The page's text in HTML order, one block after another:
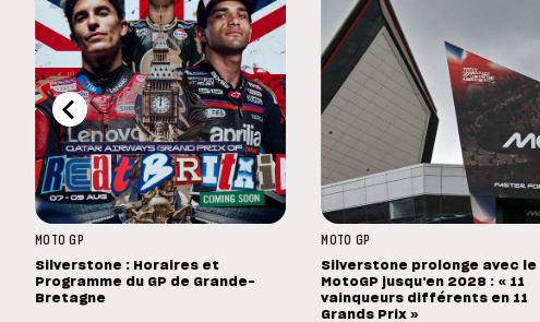
MOTO GP
Silverstone : Horaires et
Programme du GP de Grande-
Bretagne
MOTO GP
Silverstone prolonge avec le
MotoGP jusqu'en 2028 : « 11
vainqueurs différents en 11
Grands Prix »